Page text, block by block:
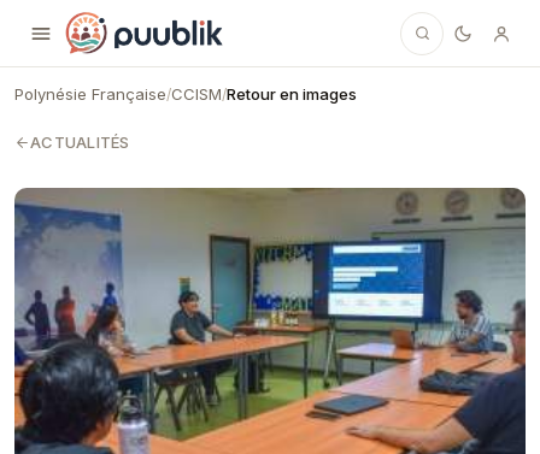
Puublik
Polynésie Française/CCISM/Retour en images
ACTUALITÉS